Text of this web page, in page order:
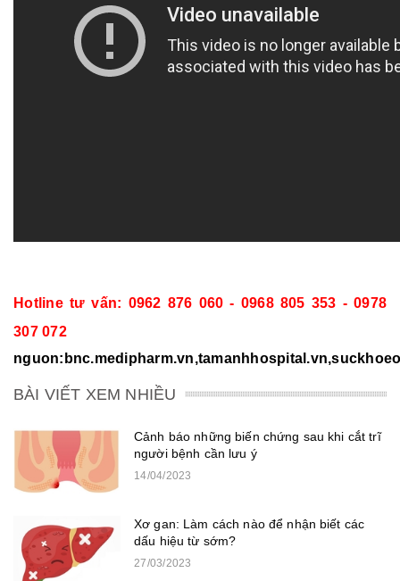
Hotline tư vấn: 0962 876 060 - 0968 805 353 - 0978
307 072
BÀI VIẾT XEM NHIỀU
Cảnh báo những biến chứng sau khi cắt trĩ
người bệnh cần lưu ý
14/04/2023
Xơ gan: Làm cách nào để nhận biết các
dấu hiệu từ sớm?
27/03/2023